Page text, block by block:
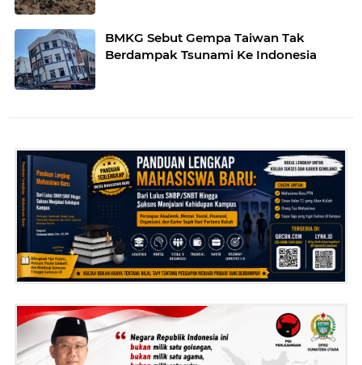
BMKG Sebut Gempa Taiwan Tak
Berdampak Tsunami Ke Indonesia